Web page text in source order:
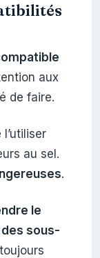
aux
de faire.
au sel.
.
le
sous-